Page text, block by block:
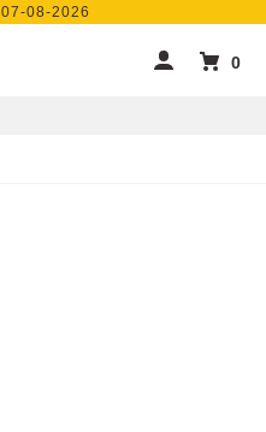
07-08-2026
0